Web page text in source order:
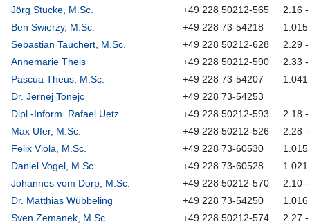
Jörg Stucke, M.Sc.
+49 228 50212-565
2.16
Ben Swierzy, M.Sc.
+49 228 73-54218
1.015
Sebastian Tauchert, M.Sc.
+49 228 50212-628
2.29
Annemarie Theis
+49 228 50212-590
2.33
Pascua Theus, M.Sc.
+49 228 73-54207
1.041
Dr. Jernej Tonejc
+49 228 73-54253
Dipl.-Inform. Rafael Uetz
+49 228 50212-593
2.18
Max Ufer, M.Sc.
+49 228 50212-526
2.28
Felix Viola, M.Sc.
+49 228 73-60530
1.015
Daniel Vogel, M.Sc.
+49 228 73-60528
1.021
Johannes vom Dorp, M.Sc.
+49 228 50212-570
2.10
Dr. Matthias Wübbeling
+49 228 73-54250
1.016
Sven Zemanek, M.Sc.
+49 228 50212-574
2.27